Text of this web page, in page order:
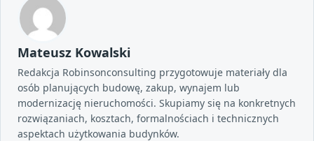
Mateusz Kowalski
Redakcja Robinsonconsulting przygotowuje materiały dla
osób planujących budowę, zakup, wynajem lub
modernizację nieruchomości. Skupiamy się na konkretnych
rozwiązaniach, kosztach, formalnościach i technicznych
aspektach użytkowania budynków.